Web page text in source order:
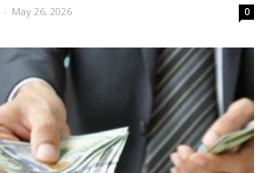
- May 26, 2026 0